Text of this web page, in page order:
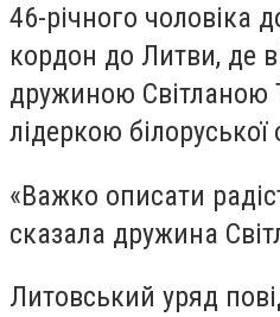
46-річного чоловіка
кордон до Литви, де
дружиною Світланою
лідеркою білоруської
«Важко описати
сказала дружина
Литовський уряд